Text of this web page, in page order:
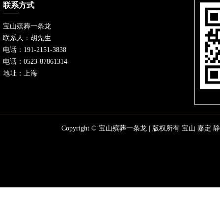
联系方式
宝山殡葬一条龙
联系人：胡先生
电话：191-2151-3838
电话：0523-87861314
地址：上海
Copyright © 宝山殡葬一条龙 | 版权所有 宝山 嘉定